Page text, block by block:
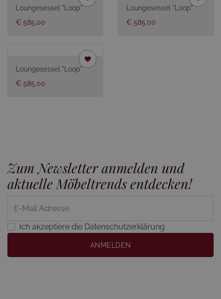
Loungesessel "Loop"
€ 585,00
Loungesessel "Loop"
€ 585,00
Loungesessel "Loop"
€ 585,00
Zum Newsletter anmelden und
aktuelle Möbeltrends entdecken!
Ich akzeptiere die Datenschutzerklärung
ANMELDEN